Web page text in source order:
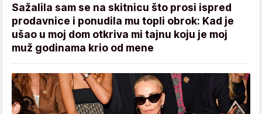
Sažalila sam se na skitnicu što prosi ispred
prodavnice i ponudila mu topli obrok: Kad je
ušao u moj dom otkriva mi tajnu koju je moj
muž godinama krio od mene